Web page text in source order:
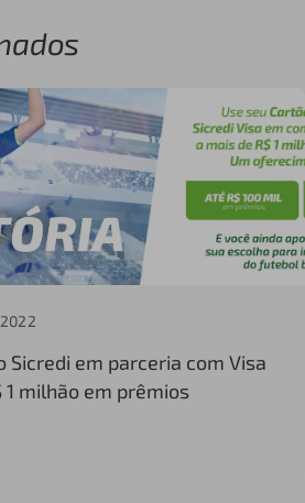
Sicredi em parceria com Visa
milhão em prêmios